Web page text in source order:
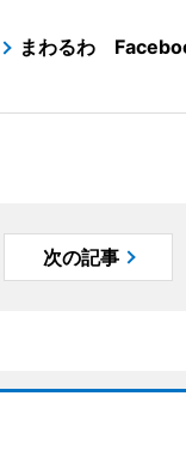
まわるわ
次の記事